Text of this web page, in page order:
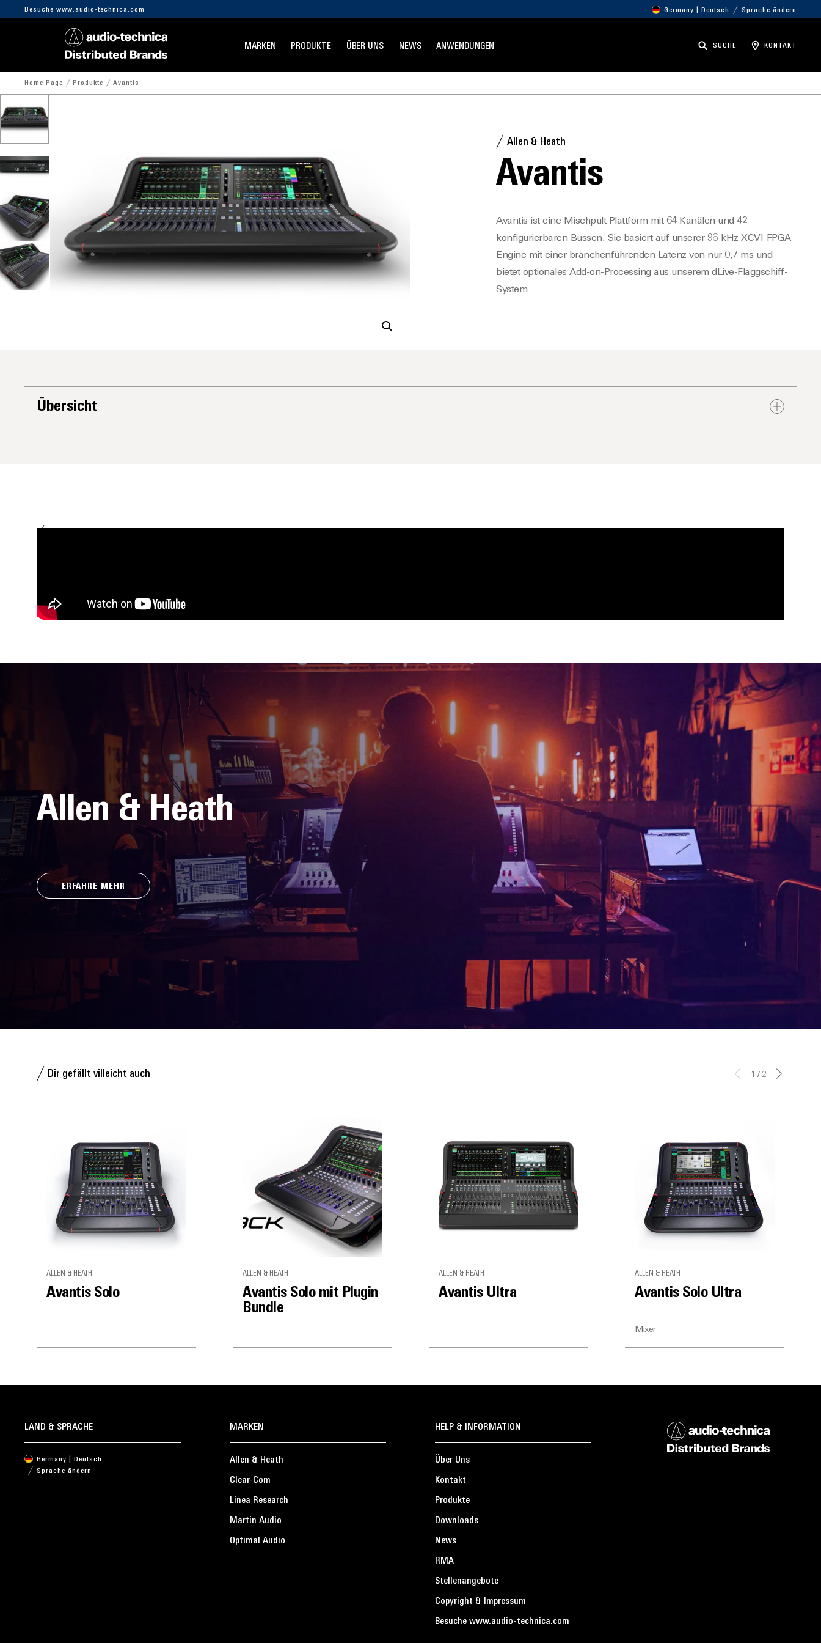
Besuche www.audio-technica.com Germany | Deutsch Sprache ändern
MARKEN PRODUKTE ÜBER UNS NEWS ANWENDUNGEN SUCHE KONTAKT
Home Page Produkte Avantis
Allen & Heath
Avantis
Avantis ist eine Mischpult-Plattform mit 64 Kanälen und 42
konfigurierbaren Bussen. Sie basiert auf unserer 96-kHz-XCVI-FPGA-
Engine mit einer branchenführenden Latenz von nur 0,7 ms und
bietet optionales Add-on-Processing aus unserem dLive-Flaggschiff-
System.
Übersicht
Allen & Heath
ERFAHRE MEHR
Dir gefällt villeicht auch
ALLEN & HEATH
Avantis Solo
ALLEN & HEATH
Avantis Solo mit Plugin
Bundle
ALLEN & HEATH
Avantis Ultra
ALLEN & HEATH
Avantis Solo Ultra
Mixer
1 / 2
MARKEN
Allen & Heath
Clear-Com
Linea Research
Martin Audio
Optimal Audio
HELP & INFORMATION
Über Uns
Kontakt
Produkte
Downloads
News
RMA
Stellenangebote
Copyright & Impressum
Besuche www.audio-technica.com
LAND & SPRACHE
Germany | Deutsch
Sprache ändern